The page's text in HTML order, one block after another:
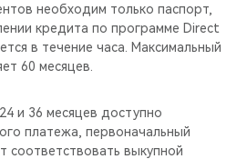
необходим только паспорт,
кредита по программе Direct
в течение часа. Максимальный
60 месяцев.
и 36 месяцев доступно
платежа, первоначальный
соответствовать выкупной